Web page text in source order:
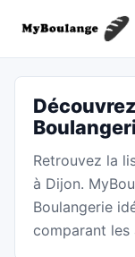
Retrouvez la
à Dijon.
Boulangerie
comparant les